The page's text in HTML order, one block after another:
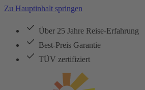
Zu Hauptinhalt springen
Über 25 Jahre Reise-Erfahrung
Best-Preis Garantie
TÜV zertifiziert